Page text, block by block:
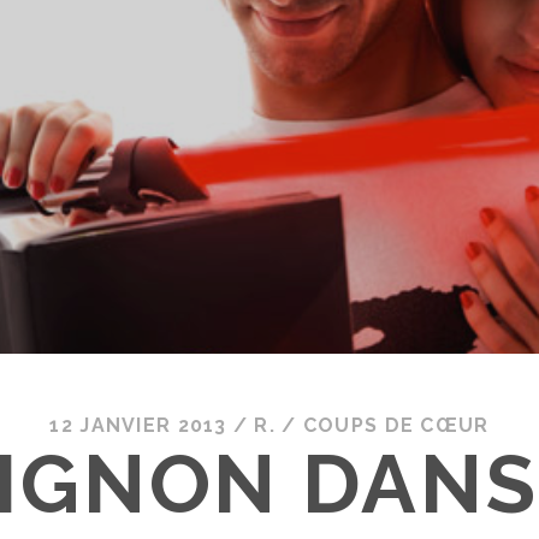
12 JANVIER 2013 / R. / COUPS DE CŒUR